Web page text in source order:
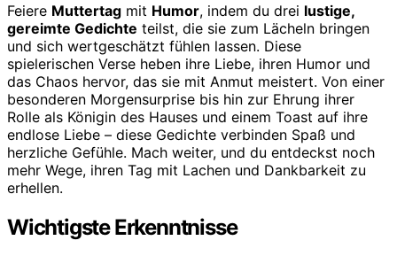
Feiere Muttertag mit Humor, indem du drei lustige,
gereimte Gedichte teilst, die sie zum Lächeln bringen
und sich wertgeschätzt fühlen lassen. Diese
spielerischen Verse heben ihre Liebe, ihren Humor und
das Chaos hervor, das sie mit Anmut meistert. Von einer
besonderen Morgensurprise bis hin zur Ehrung ihrer
Rolle als Königin des Hauses und einem Toast auf ihre
endlose Liebe – diese Gedichte verbinden Spaß und
herzliche Gefühle. Mach weiter, und du entdeckst noch
mehr Wege, ihren Tag mit Lachen und Dankbarkeit zu
erhellen.
Wichtigste Erkenntnisse